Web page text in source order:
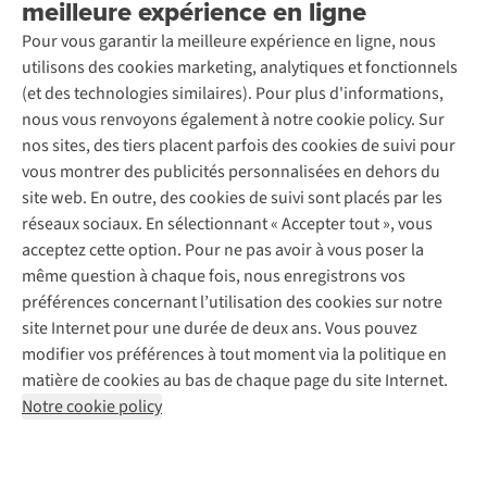
meilleure expérience en ligne
Pour vous garantir la meilleure expérience en ligne, nous
utilisons des cookies marketing, analytiques et fonctionnels
(et des technologies similaires). Pour plus d'informations,
nous vous renvoyons également à notre cookie policy. Sur
nos sites, des tiers placent parfois des cookies de suivi pour
vous montrer des publicités personnalisées en dehors du
site web. En outre, des cookies de suivi sont placés par les
réseaux sociaux. En sélectionnant « Accepter tout », vous
acceptez cette option. Pour ne pas avoir à vous poser la
même question à chaque fois, nous enregistrons vos
préférences concernant l’utilisation des cookies sur notre
site Internet pour une durée de deux ans. Vous pouvez
modifier vos préférences à tout moment via la politique en
matière de cookies au bas de chaque page du site Internet.
Notre cookie policy
Entretien & réparations
Garantie
Contactez-nous
Nos magasins
À propos d’A.S.Adventure
Déclaration d'accessibilité
Entretien de ski
Service de lavage
Entretien de chaussures
Réparation de chaussures
Réparation de vêtements
Retouches
Pour les entreprises
A.S.Magazine
Explore Camp
Gear Check
Expertise & conseils
Abonnez-vous à la newsletter
Suivez-nous
Mentions légales
Politique de confidentialité
Conditions générales
Cookie Policy
AS Adventure Luxemburg SA,